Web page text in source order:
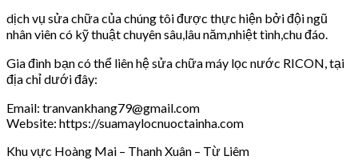
dịch vụ sửa chữa của chúng tôi được thực hiện bởi đội ngũ
nhân viên có kỹ thuật chuyên sâu,lâu năm,nhiệt tình,chu đáo.
Gia đình bạn có thể liên hệ sửa chữa máy lọc nước RICON, tại
địa chỉ dưới đây:
Email: tranvankhang79@gmail.com
Website: https://suamaylocnuoctainha.com
Khu vực Hoàng Mai – Thanh Xuân – Từ Liêm